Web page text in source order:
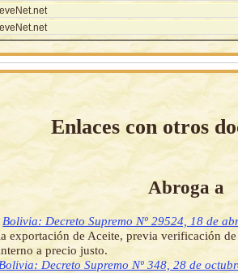
Enlaces con otros
Abroga a
Bolivia: Decreto Supremo Nº 29524, 18 de
exportación de Aceite, previa verificación
a precio justo.
Bolivia: Decreto Supremo Nº 348, 28 de